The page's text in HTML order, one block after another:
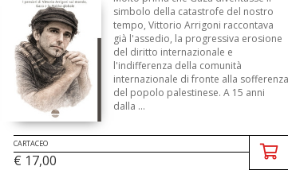
simbolo della catastrofe del nostro
tempo, Vittorio Arrigoni raccontava
già l'assedio, la progressiva erosione
del diritto internazionale e
l'indifferenza della comunità
internazionale di fronte alla sofferenza
del popolo palestinese. A 15 anni
dalla ...
CARTACEO
€ 17,00